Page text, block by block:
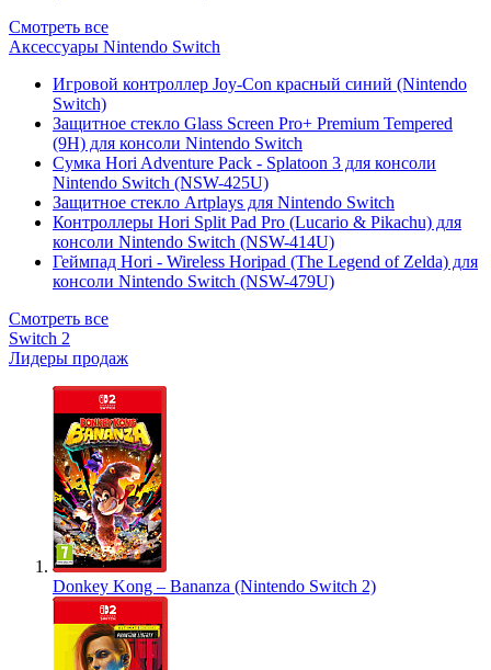
Смотреть все
Аксессуары Nintendo Switch
Игровой контроллер Joy-Con красный синий (Nintendo
Switch)
Защитное стекло Glass Screen Pro+ Premium Tempered
(9H) для консоли Nintendo Switch
Сумка Hori Adventure Pack - Splatoon 3 для консоли
Nintendo Switch (NSW-425U)
Защитное стекло Artplays для Nintendo Switch
Контроллеры Hori Split Pad Pro (Lucario & Pikachu) для
консоли Nintendo Switch (NSW-414U)
Геймпад Hori - Wireless Horipad (The Legend of Zelda) для
консоли Nintendo Switch (NSW-479U)
Смотреть все
Switch 2
Лидеры продаж
Donkey Kong – Bananza (Nintendo Switch 2)